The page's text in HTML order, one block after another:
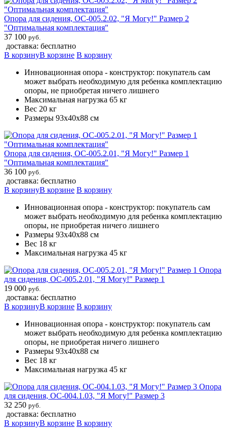
Опора для сидения, ОС-005.2.02, "Я Могу!" Размер 2
"Оптимальная комплектация"
37 100 руб.
доставка: бесплатно
В корзинуВ корзине В корзину
Инновационная опора - конструктор: покупатель сам
может выбрать необходимую для ребенка комплектацию
опоры, не приобретая ничего лишнего
Максимальная нагрузка 65 кг
Вес 20 кг
Размеры 93х40х88 см
Опора для сидения, ОС-005.2.01, "Я Могу!" Размер 1
"Оптимальная комплектация"
36 100 руб.
доставка: бесплатно
В корзинуВ корзине В корзину
Инновационная опора - конструктор: покупатель сам
может выбрать необходимую для ребенка комплектацию
опоры, не приобретая ничего лишнего
Размеры 93х40х88 см
Вес 18 кг
Максимальная нагрузка 45 кг
Опора
для сидения, ОС-005.2.01, "Я Могу!" Размер 1
19 000 руб.
доставка: бесплатно
В корзинуВ корзине В корзину
Инновационная опора - конструктор: покупатель сам
может выбрать необходимую для ребенка комплектацию
опоры, не приобретая ничего лишнего
Размеры 93х40х88 см
Вес 18 кг
Максимальная нагрузка 45 кг
Опора
для сидения, ОС-004.1.03, "Я Могу!" Размер 3
32 250 руб.
доставка: бесплатно
В корзинуВ корзине В корзину